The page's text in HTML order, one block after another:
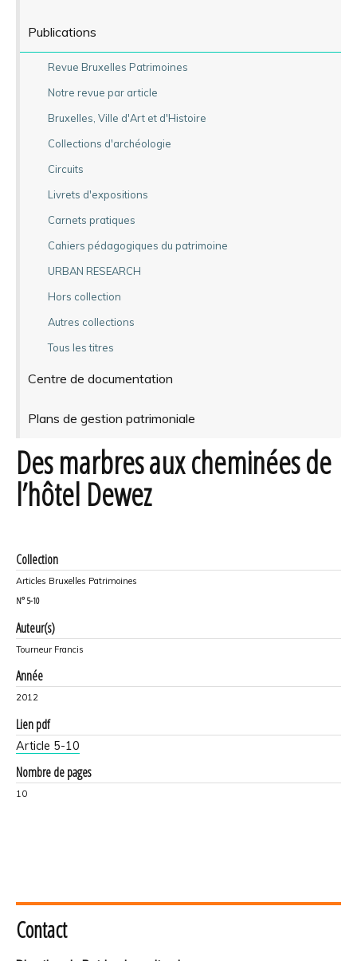
Publications
Revue Bruxelles Patrimoines
Notre revue par article
Bruxelles, Ville d'Art et d'Histoire
Collections d'archéologie
Circuits
Livrets d'expositions
Carnets pratiques
Cahiers pédagogiques du patrimoine
URBAN RESEARCH
Hors collection
Autres collections
Tous les titres
Centre de documentation
Plans de gestion patrimoniale
Des marbres aux cheminées de
l’hôtel Dewez
Collection
Articles Bruxelles Patrimoines
N° 5-10
Auteur(s)
Tourneur Francis
Année
2012
Lien pdf
Article 5-10
Nombre de pages
10
Contact